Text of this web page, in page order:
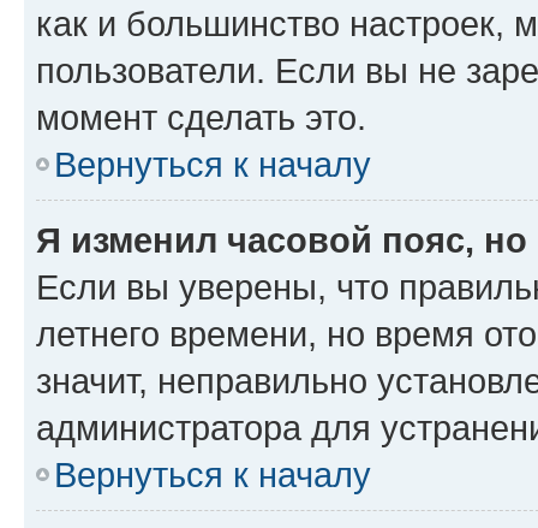
как и большинство настроек,
пользователи. Если вы не
момент сделать это.
Вернуться к началу
Я изменил часовой пояс,
Если вы уверены, что
летнего времени, но время
значит, неправильно
администратора для
Вернуться к началу